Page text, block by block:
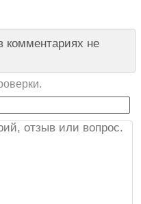
комментариях не